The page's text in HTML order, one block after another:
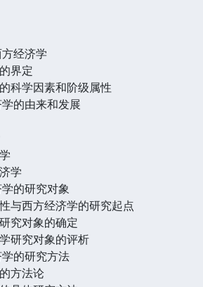
经济学
界定
科学因素和阶级属性
的由来和发展
学
的研究对象
与西方经济学的研究起点
究对象的确定
研究对象的评析
的研究方法
方法论